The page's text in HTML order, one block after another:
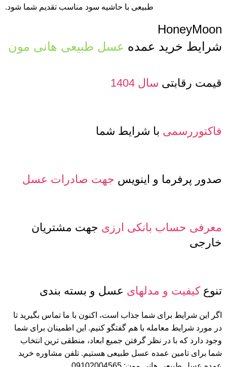
طبیعی با حاشیه سود مناسب تقدیم شما شود.
HoneyMoon
شرایط خرید عمده عسل طبیعی هانی مون
قیمت رقابتی سال 1404
فاکتوررسمی با شرایط شما
صدور پرفرما و اینویس جهت صادرات عسل
معرفی حساب بانکی ارزی جهت مشتریان
خارجی
تنوعکیفیت و مدلهای عسل و بسته بندی
اگر این شرایط برای شما جذاب است، اکنون با ما تماس بگیرید تا
در مورد شرایط معامله با هم گفتگو کنیم. این اطمینان برای شما
وجود دارد که با در نظر گرفتن جمیع ابعاد، منطقی ترین انتخاب
شما برای تامین عمده عسل طبیعی هستیم. تلفن مشاوره خرید